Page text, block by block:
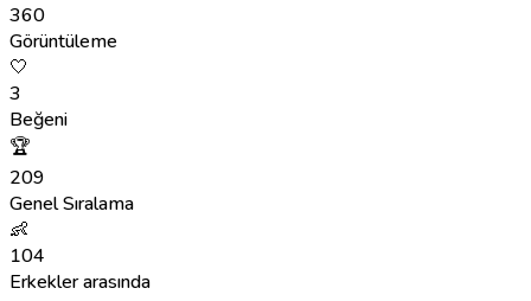
360
Görüntüleme
🤍
3
Beğeni
🏆
209
Genel Sıralama
👶
104
Erkekler arasında